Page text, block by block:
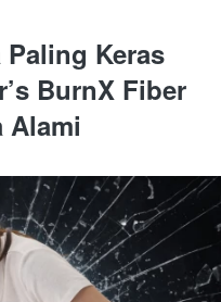
Paling Keras
BurnX Fiber
Alami